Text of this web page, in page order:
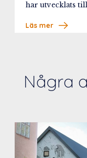
har utvecklats
Läs mer
Några